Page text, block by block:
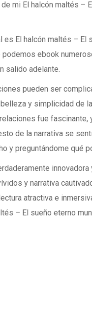
mi El halcón maltés –
El halcón maltés – El
ebook
salido adelante.
pueden ser
y simplicidad de
fue fascinante,
de la narrativa se
y preguntándome qué
y narrativa
atractiva e
– El sueño eterno